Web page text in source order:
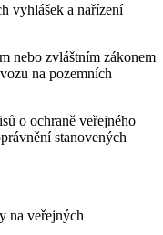
vyhlášek a nařízení
nebo zvláštním zákonem
na pozemních
o ochraně veřejného
stanovených
na veřejných